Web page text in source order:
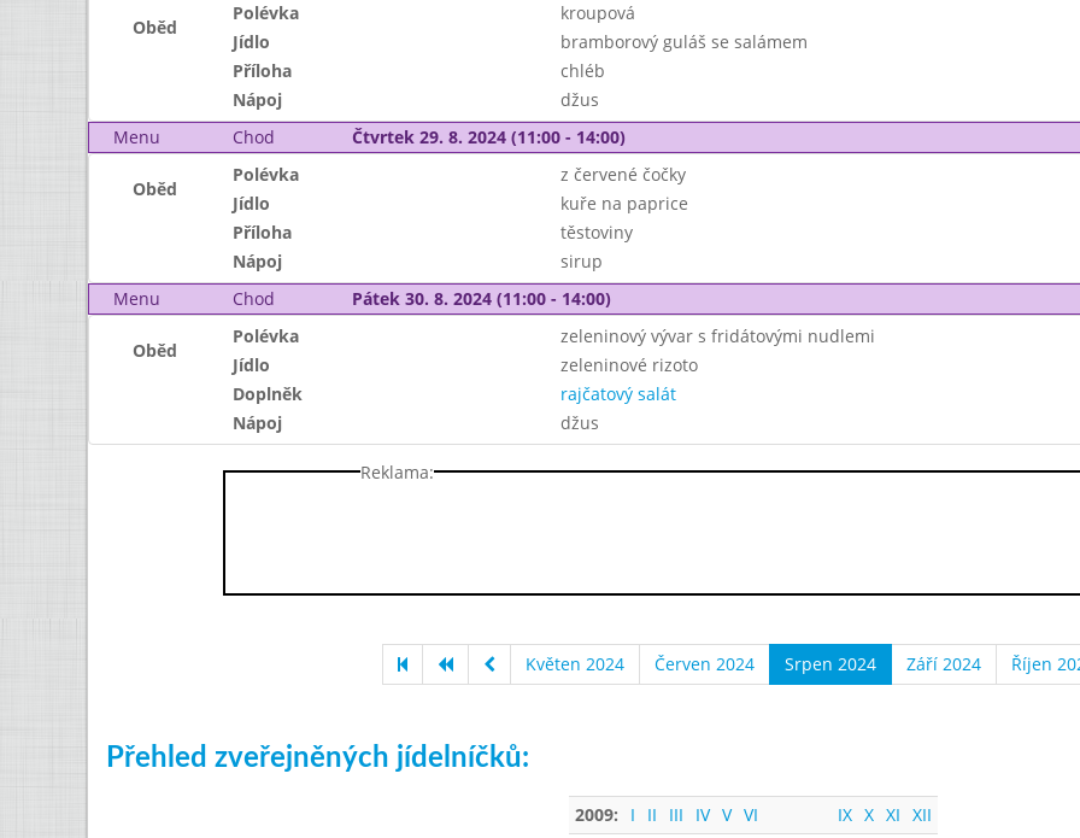
Oběd
Polévka
kroupová
Jídlo
bramborový guláš se salámem
Příloha
chléb
Nápoj
džus
Menu
Chod Čtvrtek 29. 8. 2024 (11:00 - 14:00)
Oběd
Polévka
z červené čočky
Jídlo
kuře na paprice
Příloha
těstoviny
Nápoj
sirup
Menu
Chod Pátek 30. 8. 2024 (11:00 - 14:00)
Oběd
Polévka
zeleninový vývar s fridátovými nudlemi
Jídlo
zeleninové rizoto
Doplněk
rajčatový salát
Nápoj
džus
Reklama:
Květen 2024 Červen 2024 Srpen 2024 Září 2024 Říjen
Přehled zveřejněných jídelníčků:
2009: I II III IV V VI IX X XI XII